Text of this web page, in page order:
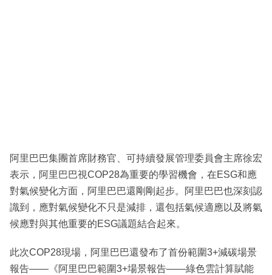
阿里巴巴集團首席財務官、可持續發展管理委員會主席徐宏
表示，阿里巴巴視COP28為重要的學習機會，在ESG和應
對氣候變化方面，阿里巴巴還剛剛起步。阿里巴巴也深刻認
識到，應對氣候變化不只是減排，還包括氣候適應以及將氣
候應對與其他重要的ESG議題結合起來。
此次COP28現場，阿里巴巴還發布了首份範圍3+減碳場景
報告——《阿里巴巴範圍3+場景報告——綠色雲計算賦能